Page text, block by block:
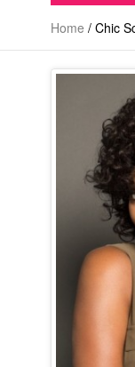
Home / Chic